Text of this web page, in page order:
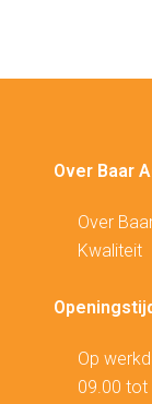
Over Baar
Over
Kwaliteit
Op
09.00 tot